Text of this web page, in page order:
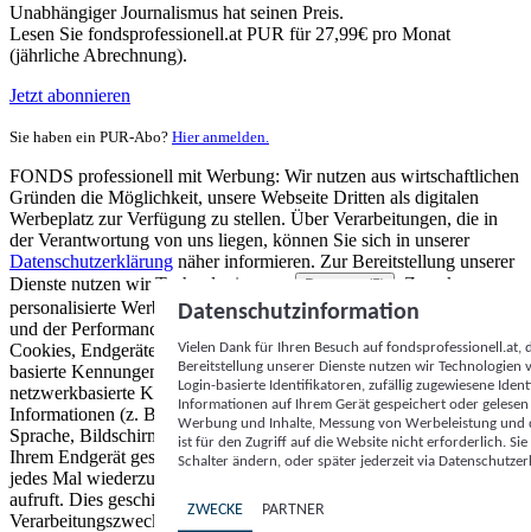
Unabhängiger Journalismus hat seinen Preis.
Lesen Sie fondsprofessionell.at PUR für 27,99€ pro Monat
(jährliche Abrechnung).
Jetzt abonnieren
Sie haben ein PUR-Abo? Hier anmelden.
FONDS professionell mit Werbung: Wir nutzen aus wirtschaftlichen
Gründen die Möglichkeit, unsere Webseite Dritten als digitalen
Werbeplatz zur Verfügung zu stellen. Über Verarbeitungen, die in
der Verantwortung von uns liegen, können Sie sich in unserer
Datenschutzerklärung näher informieren. Zur Bereitstellung unserer
Dienste nutzen wir Technologien von
Partnern (5)
. Zwecke:
personalisierte Werbung und Inhalte, Messung von Werbeleistung
und der Performance von Inhalten sowie Zielgruppenforschung.
Cookies, Endgeräte- oder ähnliche Online-Kennungen (z. B. login-
basierte Kennungen, zufällig generierte Kennungen,
netzwerkbasierte Kennungen) können zusammen mit anderen
Informationen (z. B. Browsertyp und Browserinformationen,
Sprache, Bildschirmgröße, unterstützte Technologien usw.) auf
Ihrem Endgerät gespeichert oder von dort ausgelesen werden, um es
jedes Mal wiederzuerkennen, wenn es eine App oder einer Webseite
aufruft. Dies geschieht für einen oder mehrere der hier aufgeführten
Verarbeitungszwecke.
Datenschutzinformation
Vielen Dank für Ihren Besuch auf
Bereitstellung unserer Dienste nutzen wir Technologien
Login-basierte Identifikatoren, zufällig zugewiesene
Informationen auf Ihrem Gerät gespeichert oder
Werbung und Inhalte, Messung von Werbeleistung
ist für den Zugriff auf die Website nicht erforderlich.
Schalter ändern, oder später jederzeit via
ZWECKE PARTNER